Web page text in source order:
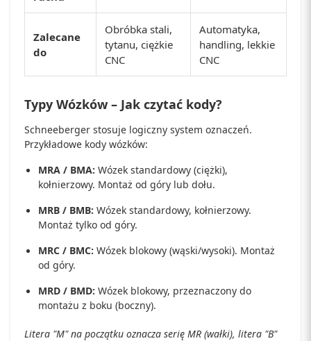
Zalecane
do
Obróbka stali,
tytanu, ciężkie
CNC
Automatyka,
handling, lekkie
CNC
Typy Wózków – Jak czytać kody?
Schneeberger stosuje logiczny system oznaczeń.
Przykładowe kody wózków:
MRA / BMA: Wózek standardowy (ciężki),
kołnierzowy. Montaż od góry lub dołu.
MRB / BMB: Wózek standardowy, kołnierzowy.
Montaż tylko od góry.
MRC / BMC: Wózek blokowy (wąski/wysoki). Montaż
od góry.
MRD / BMD: Wózek blokowy, przeznaczony do
montażu z boku (boczny).
Litera "M" na początku oznacza serię MR (wałki), litera "B"